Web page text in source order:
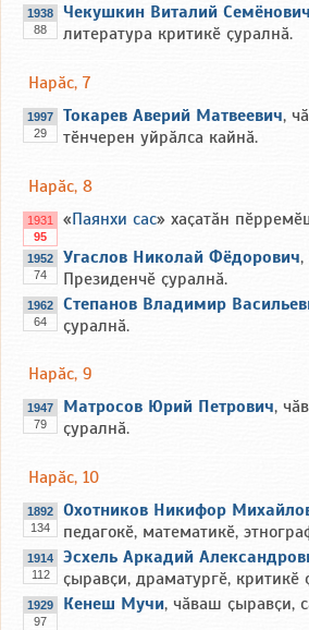
1938
88
Чекушкин Виталий Семёнович
литература критикӗ ҫуралнӑ.
Нарӑс, 7
1997
29
Токарев Аверий Матвеевич,
тӗнчерен уйрӑлса кайнӑ.
Нарӑс, 8
1931
95
«Паянхи сас» хаҫатӑн
1952
74
Угаслов Николай Фёдорович
Президенчӗ ҫуралнӑ.
1962
64
Степанов Владимир
ҫуралнӑ.
Нарӑс, 9
1947
79
Матросов Юрий Петрович,
ҫуралнӑ.
Нарӑс, 10
1892
134
Охотников Никифор
педагокӗ, математикӗ,
1914
112
Эсхель Аркадий
ҫыравҫи, драматургӗ, критикӗ
1929
97
Кенеш Мучи, чӑваш ҫыравҫи,